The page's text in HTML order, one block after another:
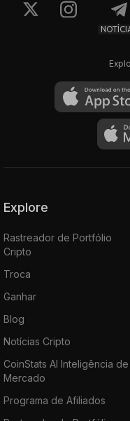
Explore
Rastreador de Portfólio
Cripto
Troca
Ganhar
Blog
Notícias Cripto
CoinStats AI Inteligência de
Mercado
Programa de Afiliados